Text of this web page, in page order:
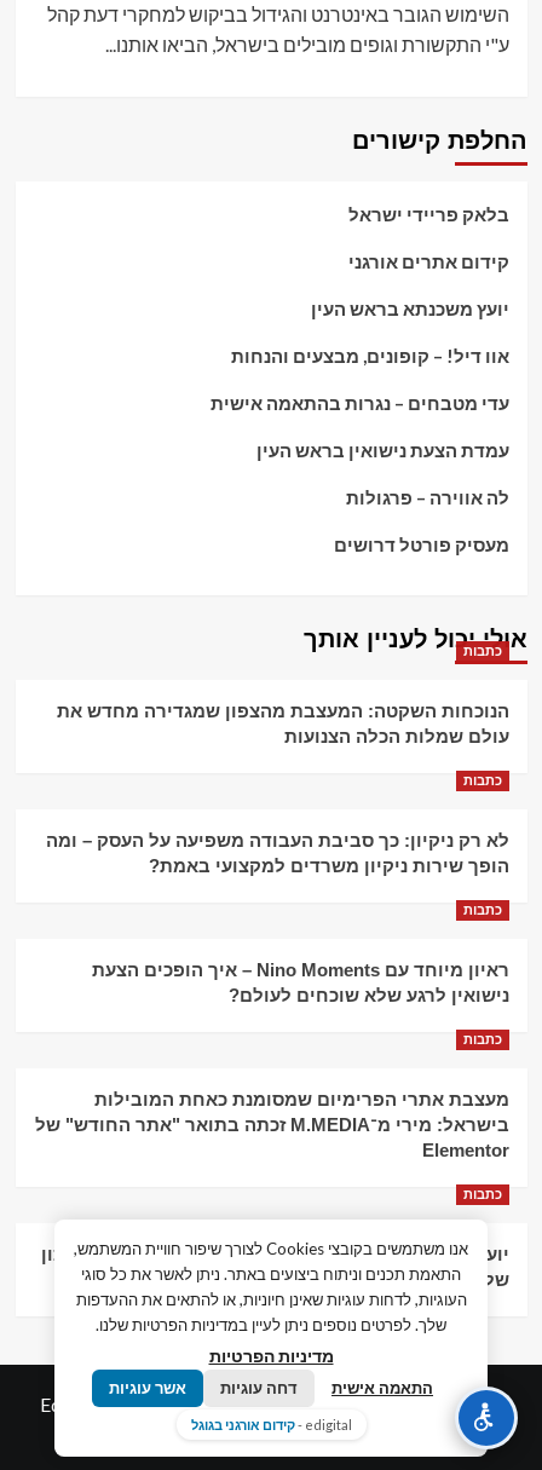
השימוש הגובר באינטרנט והגידול בביקוש למחקרי דעת קהל
ע"י התקשורת וגופים מובילים בישראל, הביאו אותנו...
החלפת קישורים
בלאק פריידי ישראל
קידום אתרים אורגני
יועץ משכנתא בראש העין
אוו דיל! – קופונים, מבצעים והנחות
עדי מטבחים – נגרות בהתאמה אישית
עמדת הצעת נישואין בראש העין
לה אווירה – פרגולות
מעסיק פורטל דרושים
אולי יכול לעניין אותך
כתבות
הנוכחות השקטה: המעצבת מהצפון שמגדירה מחדש את
עולם שמלות הכלה הצנועות
כתבות
לא רק ניקיון: כך סביבת העבודה משפיעה על העסק – ומה
הופך שירות ניקיון משרדים למקצועי באמת?
כתבות
ראיון מיוחד עם Nino Moments – איך הופכים הצעת
נישואין לרגע שלא שוכחים לעולם?
כתבות
מעצבת אתרי הפרימיום שמסומנת כאחת המובילות
בישראל: מירי מ־M.MEDIA זכתה בתואר "אתר החודש" של
Elementor
כתבות
יועץ עסקי וליווי פיננסי – הדרך לצמיחה כלכלית וניהול נכון
של העסק
© כל הזכויות שמורות חדשות המאה ה-21 |
Edigital.co.ilby
אלימלך דיגיטל.
אנו משתמשים בקובצי Cookies לצורך שיפור חוויית המשתמש,
התאמת תכנים וניתוח ביצועים באתר. ניתן לאשר את כל סוגי
העוגיות, לדחות עוגיות שאינן חיוניות, או להתאים את ההעדפות
שלך. לפרטים נוספים ניתן לעיין במדיניות הפרטיות שלנו.
מדיניות הפרטיות
התאמה אישית דחה עוגיות אשר עוגיות
edigital - קידום אורגני בגוגל